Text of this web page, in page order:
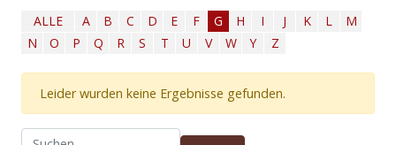
ALLE A B C D E F G H I J K L
M
N
O P Q R S T U V W Y Z
Leider wurden keine Ergebnisse gefunden.
Suchen nach: